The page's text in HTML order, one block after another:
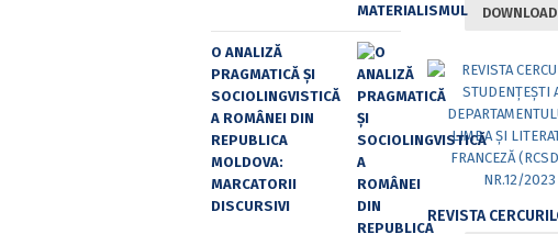
DOWNLOAD
O ANALIZĂ
PRAGMATICĂ ȘI
SOCIOLINGVISTICĂ
A ROMÂNEI DIN
REPUBLICA
MOLDOVA:
MARCATORII
DISCURSIVI